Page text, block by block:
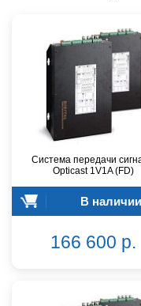
Система передачи
Opticast 1V1A (FD)
В наличии
166 600 р.